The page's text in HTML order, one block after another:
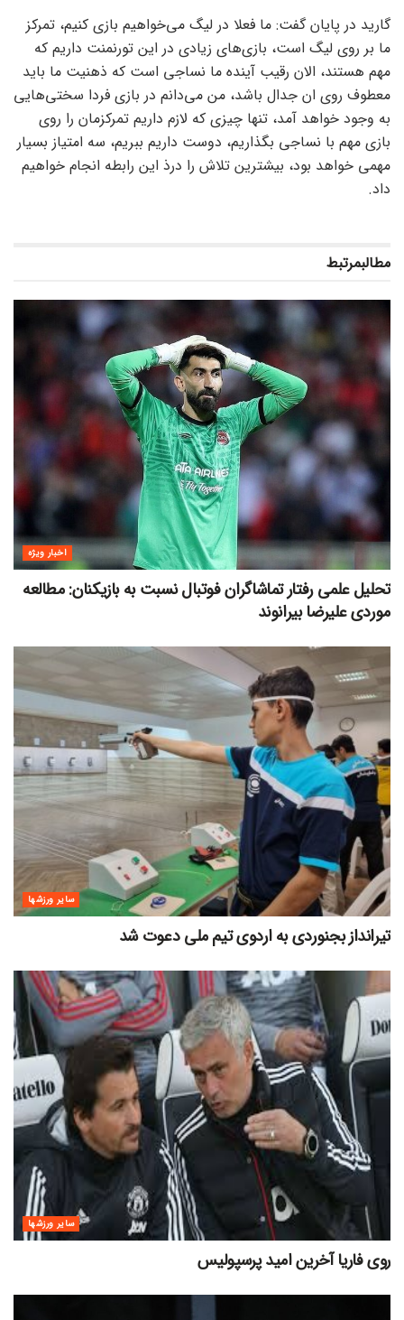
گارید در پایان گفت: ما فعلا در لیگ می‌خواهیم بازی کنیم، تمرکز
ما بر روی لیگ است، بازی‌های زیادی در این تورنمنت داریم که
مهم هستند، الان رقیب آینده ما نساجی است که ذهنیت ما باید
معطوف روی ان جدال باشد، من می‌دانم در بازی فردا سختی‌هایی
به وجود خواهد آمد، تنها چیزی که لازم داریم تمرکزمان را روی
بازی مهم با نساجی بگذاریم، دوست داریم ببریم، سه امتیاز بسیار
مهمی خواهد بود، بیشترین تلاش را درذ این رابطه انجام خواهیم
داد.
مطالبمرتبط
اخبار ویژه
تحلیل علمی رفتار تماشاگران فوتبال نسبت به بازیکنان: مطالعه
موردی علیرضا بیرانوند
سایر ورزشها
تیرانداز بجنوردی به اردوی تیم ملی دعوت شد
سایر ورزشها
روی فاریا آخرین امید پرسپولیس